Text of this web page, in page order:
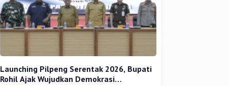
Launching Pilpeng Serentak 2026, Bupati
Rohil Ajak Wujudkan Demokrasi